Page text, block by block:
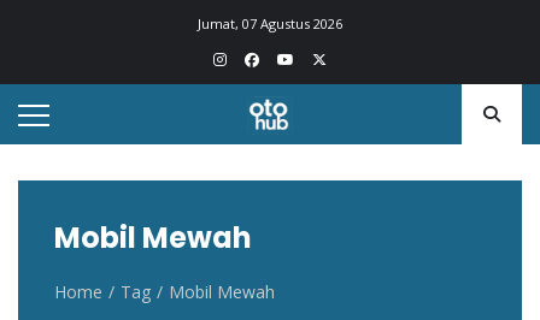
Jumat, 07 Agustus 2026
Otohub.co
Portal berita otomotif Indonesia terkini
Mobil Mewah
Home Tag Mobil Mewah